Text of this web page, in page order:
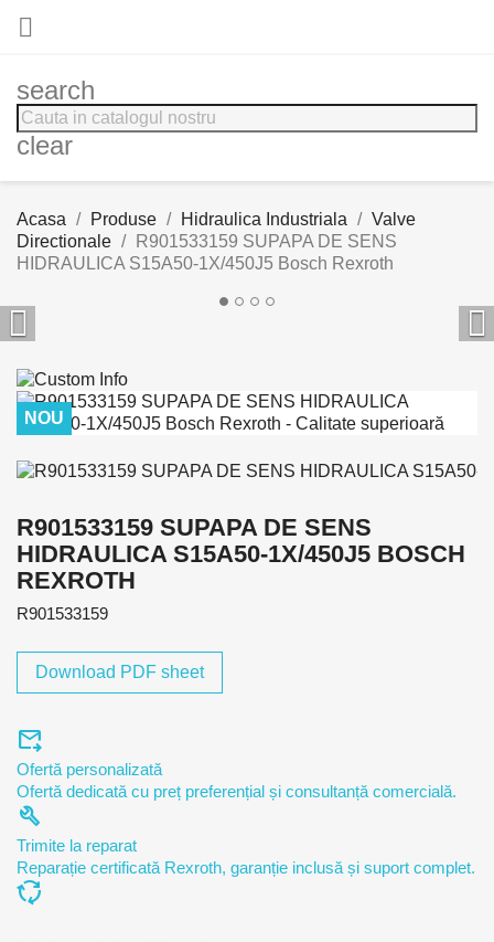

search
clear
Acasa Produse Hidraulica Industriala
Valve
Directionale
R901533159 SUPAPA DE SENS
HIDRAULICA S15A50-1X/450J5 Bosch Rexroth
 
NOU
R901533159 SUPAPA DE SENS
HIDRAULICA S15A50-1X/450J5 BOSCH
REXROTH
R901533159
Download PDF sheet
forward_to_inbox
Ofertă personalizată
Ofertă dedicată cu preț preferențial și consultanță comercială.
build
Trimite la reparat
Reparație certificată Rexroth, garanție inclusă și suport complet.
cycle